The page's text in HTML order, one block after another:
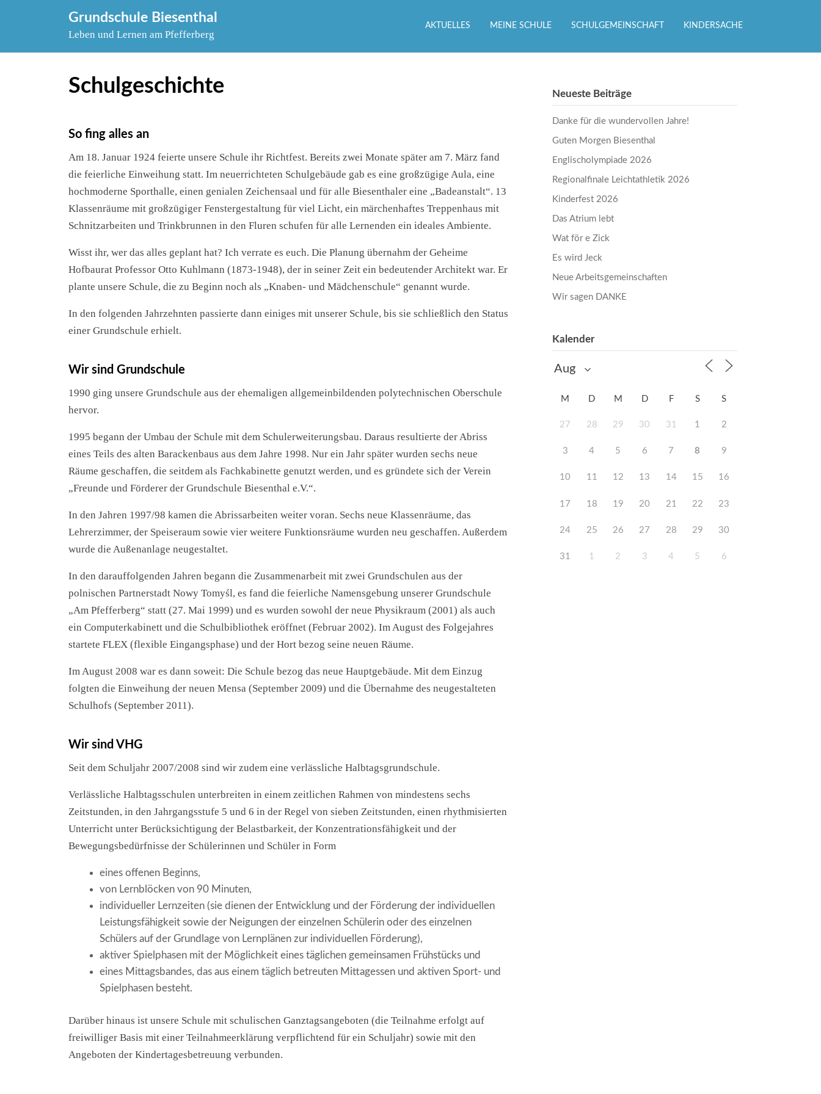
Grundschule Biesenthal
Leben und Lernen am Pfefferberg
AKTUELLES MEINE SCHULE SCHULGEMEINSCHAFT KINDERSACHE
Schulgeschichte
So fing alles an
Am 18. Januar 1924 feierte unsere Schule ihr Richtfest. Bereits zwei Monate später am 7. März fand
die feierliche Einweihung statt. Im neuerrichteten Schulgebäude gab es eine großzügige Aula, eine
hochmoderne Sporthalle, einen genialen Zeichensaal und für alle Biesenthaler eine „Badeanstalt“. 13
Klassenräume mit großzügiger Fenstergestaltung für viel Licht, ein märchenhaftes Treppenhaus mit
Schnitzarbeiten und Trinkbrunnen in den Fluren schufen für alle Lernenden ein ideales Ambiente.
Wisst ihr, wer das alles geplant hat? Ich verrate es euch. Die Planung übernahm der Geheime
Hofbaurat Professor Otto Kuhlmann (1873-1948), der in seiner Zeit ein bedeutender Architekt war. Er
plante unsere Schule, die zu Beginn noch als „Knaben- und Mädchenschule“ genannt wurde.
In den folgenden Jahrzehnten passierte dann einiges mit unserer Schule, bis sie schließlich den Status
einer Grundschule erhielt.
Wir sind Grundschule
1990 ging unsere Grundschule aus der ehemaligen allgemeinbildenden polytechnischen Oberschule
hervor.
1995 begann der Umbau der Schule mit dem Schulerweiterungsbau. Daraus resultierte der Abriss
eines Teils des alten Barackenbaus aus dem Jahre 1998. Nur ein Jahr später wurden sechs neue
Räume geschaffen, die seitdem als Fachkabinette genutzt werden, und es gründete sich der Verein
„Freunde und Förderer der Grundschule Biesenthal e.V.“.
In den Jahren 1997/98 kamen die Abrissarbeiten weiter voran. Sechs neue Klassenräume, das
Lehrerzimmer, der Speiseraum sowie vier weitere Funktionsräume wurden neu geschaffen. Außerdem
wurde die Außenanlage neugestaltet.
In den darauffolgenden Jahren begann die Zusammenarbeit mit zwei Grundschulen aus der
polnischen Partnerstadt Nowy Tomyśl, es fand die feierliche Namensgebung unserer Grundschule
„Am Pfefferberg“ statt (27. Mai 1999) und es wurden sowohl der neue Physikraum (2001) als auch
ein Computerkabinett und die Schulbibliothek eröffnet (Februar 2002). Im August des Folgejahres
startete FLEX (flexible Eingangsphase) und der Hort bezog seine neuen Räume.
Im August 2008 war es dann soweit: Die Schule bezog das neue Hauptgebäude. Mit dem Einzug
folgten die Einweihung der neuen Mensa (September 2009) und die Übernahme des neugestalteten
Schulhofs (September 2011).
Wir sind VHG
Seit dem Schuljahr 2007/2008 sind wir zudem eine verlässliche Halbtagsgrundschule.
Verlässliche Halbtagsschulen unterbreiten in einem zeitlichen Rahmen von mindestens sechs
Zeitstunden, in den Jahrgangsstufe 5 und 6 in der Regel von sieben Zeitstunden, einen rhythmisierten
Unterricht unter Berücksichtigung der Belastbarkeit, der Konzentrationsfähigkeit und der
Bewegungsbedürfnisse der Schülerinnen und Schüler in Form
eines offenen Beginns,
von Lernblöcken von 90 Minuten,
individueller Lernzeiten (sie dienen der Entwicklung und der Förderung der individuellen
Leistungsfähigkeit sowie der Neigungen der einzelnen Schülerin oder des einzelnen
Schülers auf der Grundlage von Lernplänen zur individuellen Förderung),
aktiver Spielphasen mit der Möglichkeit eines täglichen gemeinsamen Frühstücks und
eines Mittagsbandes, das aus einem täglich betreuten Mittagessen und aktiven Sport- und
Spielphasen besteht.
Darüber hinaus ist unsere Schule mit schulischen Ganztagsangeboten (die Teilnahme erfolgt auf
freiwilliger Basis mit einer Teilnahmeerklärung verpflichtend für ein Schuljahr) sowie mit den
Angeboten der Kindertagesbetreuung verbunden.
Neueste Beiträge
Danke für die wundervollen Jahre!
Guten Morgen Biesenthal
Englischolympiade 2026
Regionalfinale Leichtathletik 2026
Kinderfest 2026
Das Atrium lebt
Wat för e Zick
Es wird Jeck
Neue Arbeitsgemeinschaften
Wir sagen DANKE
Kalender
M D M D F S S
27 28 29 30 31 1 2
3 4 5 6 7 8 9
10 11 12 13 14 15 16
17 18 19 20 21 22 23
24 25 26 27 28 29 30
31 1 2 3 4 5 6